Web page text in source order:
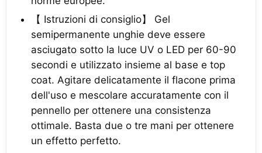
【 Istruzioni di consiglio】 Gel
semipermanente unghie deve essere
asciugato sotto la luce UV o LED per 60-90
secondi e utilizzato insieme al base e top
coat. Agitare delicatamente il flacone prima
dell'uso e mescolare accuratamente con il
pennello per ottenere una consistenza
ottimale. Basta due o tre mani per ottenere
un effetto perfetto.